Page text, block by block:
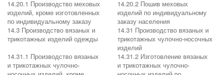
14.20.1 Производство меховых
изделий, кроме изготовленных
по индивидуальному заказу
14.20.2 Пошив меховых
изделий по индивидуальному
заказу населения
14.3 Производство вязаных и
трикотажных изделий одежды
14.31 Производство вязаных и
трикотажных чулочно-носочных
изделий
14.31.1 Производство вязаных
и трикотажных чулочно-
14.31.2 Изготовление вязаных
и трикотажных чулочно-